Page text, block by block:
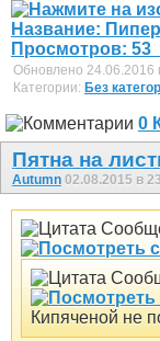
Обновлено 24.06.2016
Категории: Без
0
Пятна на
Autumn 02.08.2015 в
Кипяченой не